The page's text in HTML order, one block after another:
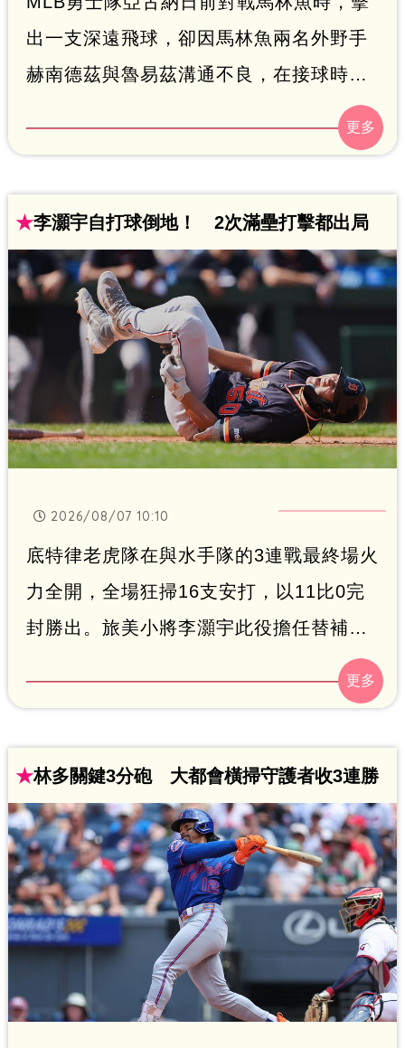
出一支深遠飛球，卻因馬林魚兩名外野手
赫南德茲與魯易茲溝通不良，在接球時發
生嚴重碰撞，球不僅未被接住，更直接彈
出全壘打牆形成兩分砲，成為罕見的烏龍
打，生涯9季中有8季達雙位數開轟紀錄。
身為前國聯MVP，亞古納力求找回昔日
「40轟、70盜」的巔峰身手，這場離譜的
守備失誤也讓勇士隊幸運先馳得點，引發
球迷熱議。
★李灝宇自打球倒地！ 2次滿壘打擊都出局
2026/08/07 10:10
底特律老虎隊在與水手隊的3連戰最終場火
力全開，全場狂掃16支安打，以11比0完
封勝出。旅美小將李灝宇此役擔任替補，
於7局下接替守備二壘，並與巴耶茲聯手策
動雙殺。可惜李灝宇打擊手感近期陷入低
續12場敲安的紀錄，近7戰更是僅擊出1支
安打。他在8局上站上打擊區時，一度因自
打球擊中身體痛苦倒地，最終該打席擊出
三壘界外飛球出局。儘管李灝宇在7月繳出
打擊率2成96的好成績，但近期狀態明顯
下滑，後續表現仍待調整以爭取更多先發
機會。
★林多關鍵3分砲 大都會橫掃守護者收3連勝